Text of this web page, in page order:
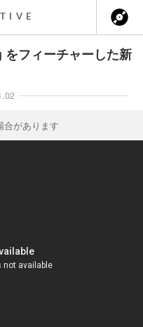
フィーチャーした新
合があります